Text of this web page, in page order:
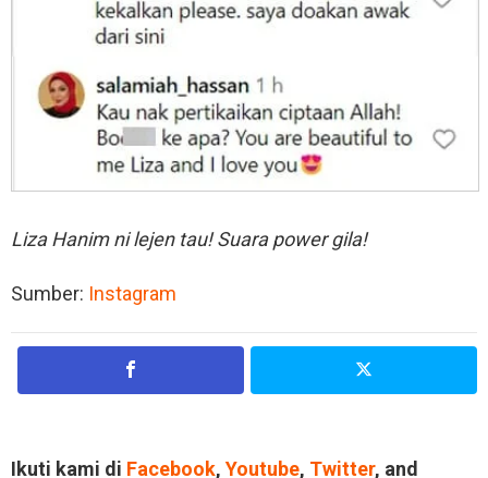
Liza Hanim ni lejen tau! Suara power gila!
Sumber: Instagram
Ikuti kami di Facebook, Youtube, Twitter, and